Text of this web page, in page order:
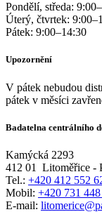
Pondělí, středa: 9:00–
Úterý, čtvrtek: 9:00–
Pátek: 9:00–14:30
Upozornění
V pátek nebudou
pátek v měsíci
Badatelna centrálního
Kamýcká 2293
412 01
Litoměřice -
Tel.: +420 412 552
Mobil: +420 731
E-mail: